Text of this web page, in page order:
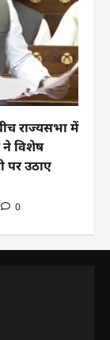
राज्यसभा में
ने विशेष
पर उठाए
0